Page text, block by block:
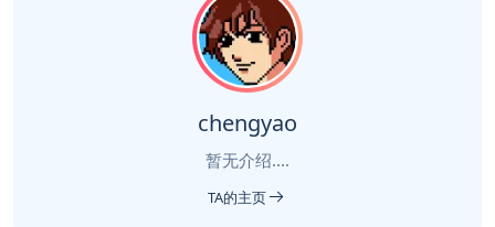
chengyao
暂无介绍....
TA的主页